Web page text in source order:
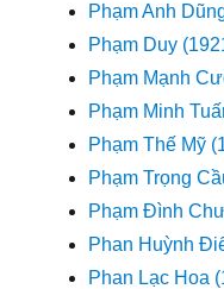
Phạm Anh
Phạm Duy
Phạm Mạnh
Phạm Minh
Phạm Thế Mỹ
Phạm Trọng
Phạm Đình
Phan Huỳnh
Phan Lạc Hoa